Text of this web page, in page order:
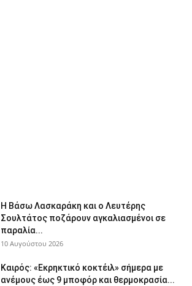
Η Βάσω Λασκαράκη και ο Λευτέρης
Σουλτάτος ποζάρουν αγκαλιασμένοι σε
παραλία...
10 Αυγούστου 2026
Καιρός: «Εκρηκτικό κοκτέιλ» σήμερα με
ανέμους έως 9 μποφόρ και θερμοκρασία...